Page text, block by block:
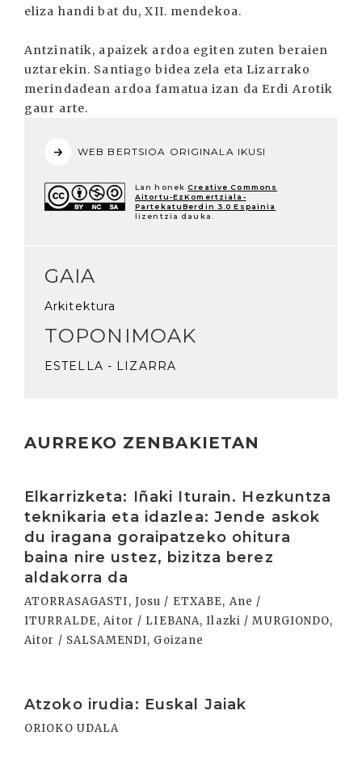
eliza handi bat du, XII. mendekoa.
Antzinatik, apaizek ardoa egiten zuten beraien
uztarekin. Santiago bidea zela eta Lizarrako
merindadean ardoa famatua izan da Erdi Arotik
gaur arte.
WEB BERTSIOA ORIGINALA IKUSI
Lan honek Creative Commons
Aitortu-EzKomertziala-
PartekatuBerdin 3.0 Espainia
lizentzia dauka.
GAIA
Arkitektura
TOPONIMOAK
ESTELLA - LIZARRA
AURREKO ZENBAKIETAN
Elkarrizketa: Iñaki Iturain. Hezkuntza
teknikaria eta idazlea: Jende askok
du iragana goraipatzeko ohitura
baina nire ustez, bizitza berez
aldakorra da
ATORRASAGASTI, Josu / ETXABE, Ane /
ITURRALDE, Aitor / LIEBANA, Ilazki / MURGIONDO,
Aitor / SALSAMENDI, Goizane
Atzoko irudia: Euskal Jaiak
ORIOKO UDALA